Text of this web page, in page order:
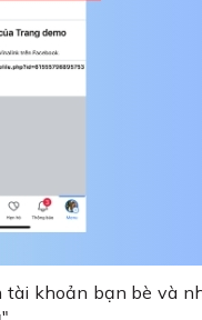
khoản bạn bè và